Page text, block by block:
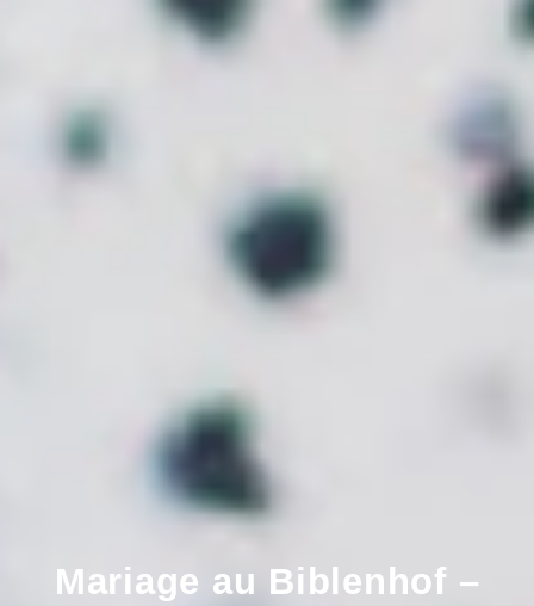
Mariage au Biblenhof –